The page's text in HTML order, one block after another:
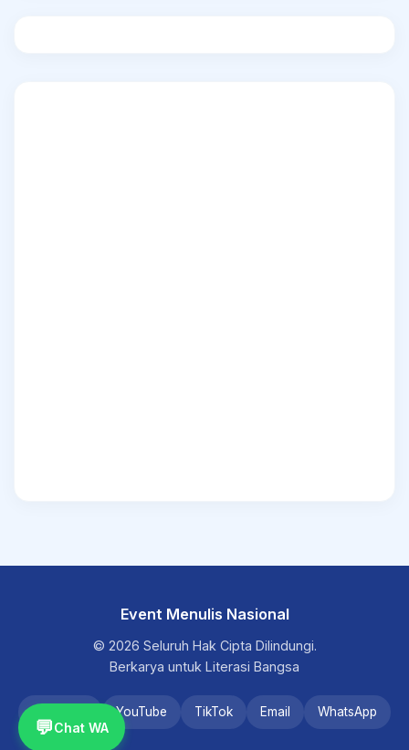
Event Menulis Nasional
© 2026 Seluruh Hak Cipta Dilindungi.
Berkarya untuk Literasi Bangsa
YouTube TikTok Email WhatsApp
💬Chat WA